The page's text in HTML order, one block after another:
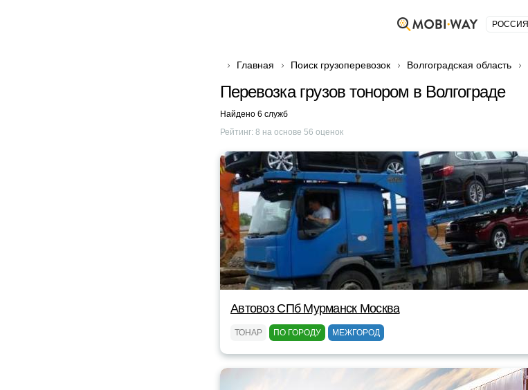
РОССИЯ
Главная Поиск грузоперевозок Волгоградская область
Перевозка грузов тонором в Волгограде
Найдено 6 служб
Рейтинг: 8 на основе 56 оценок
Автовоз СПб Мурманск Москва
ТОНАР ПО ГОРОДУ МЕЖГОРОД